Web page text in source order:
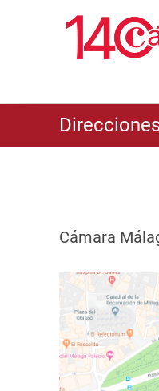
Cámara